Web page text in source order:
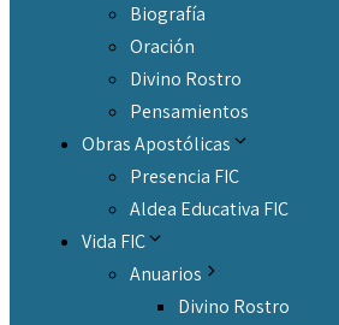
Biografía
Oración
Divino Rostro
Pensamientos
Obras Apostólicas
Presencia FIC
Aldea Educativa FIC
Vida FIC
Anuarios
Divino Rostro